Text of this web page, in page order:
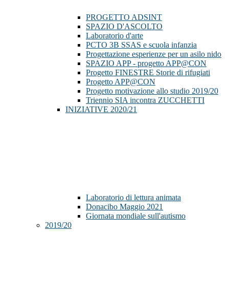
PROGETTO ADSINT
SPAZIO D'ASCOLTO
Laboratorio d'arte
PCTO 3B SSAS e scuola infanzia
Progettazione esperienze per un asilo nido
SPAZIO APP - progetto APP@CON
Progetto FINESTRE Storie di rifugiati
Progetto APP@CON
Progetto motivazione allo studio 2019/20
Triennio SIA incontra ZUCCHETTI
INIZIATIVE 2020/21
Laboratorio di lettura animata
Donacibo Maggio 2021
Giornata mondiale sull'autismo
2019/20